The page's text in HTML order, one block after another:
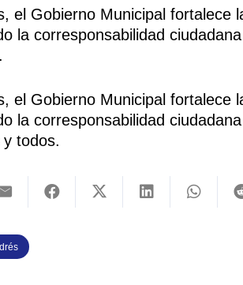
el Gobierno Municipal fortalece
la corresponsabilidad
el Gobierno Municipal fortalece
la corresponsabilidad
todos.